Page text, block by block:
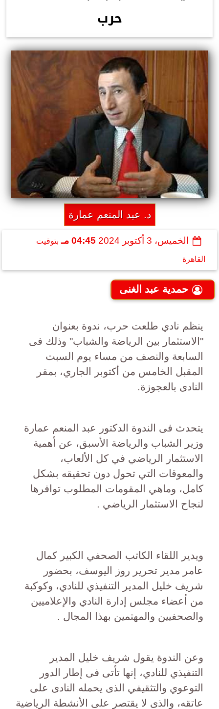
حرب
د. عبد المنعم عمارة
الخميس، 3 أكتوبر 2024 04:45 مـ بتوقيت
القاهرة
حمدية عبد الغنى
ينظم نادي طلعت حرب، ندوة بعنوان
"الاستثمار بين الرياضة والشباب" وذلك فى
السابعة والنصف من مساء يوم السبت
المقبل الخامس من أكتوبر الجاري، بمقر
النادى بالعجوزة.
يتحدث فى الندوة الدكتور عبد المنعم عمارة
وزير الشباب والرياضة الأسبق، عن أهمية
الاستثمار الرياضي في كل الألعاب،
والمعوقات التي تحول دون تحقيقه بشكل
كامل، وماهي المقومات المطلوب توافرها
لنجاح الاستثمار الرياضي .
ويدير اللقاء الكاتب الصحفي الكبير كمال
عامر مدير تحرير روز اليوسف، بحضور
شريف خليل المدير التنفيذي للنادي، وكوكبة
من أعضاء مجلس إدارة النادي والإعلاميين
والصحفيين والمهتمين بهذا المجال .
وعن الندوة يقول شريف خليل المدير
التنفيذي للنادي، إنها تأتى فى إطار الدور
التوعوي والتثقيفي الذى يحمله النادى على
عاتقه، والذى لا يقتصر على الأنشطة الرياضية